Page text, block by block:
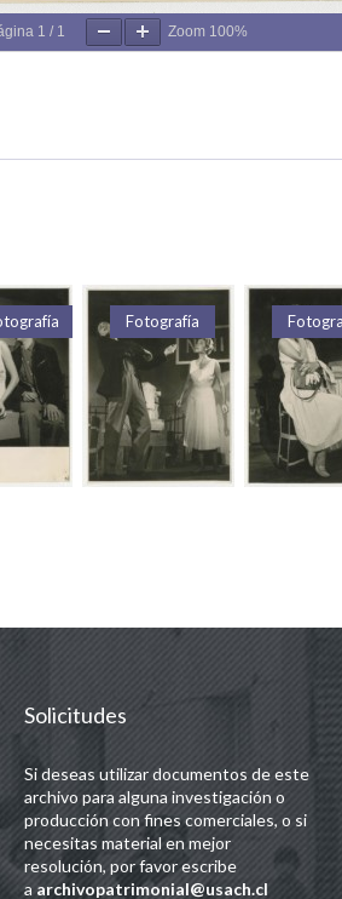
1 / 1 Zoom 100%
Fotografía
Solicitudes
Si deseas utilizar documentos de este
archivo para alguna investigación o
producción con fines comerciales, o si
necesitas material en mejor
resolución, por favor escribe
a archivopatrimonial@usach.cl